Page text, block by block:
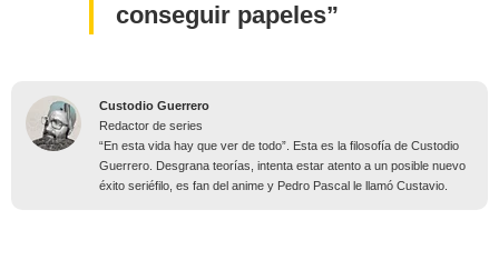
conseguir papeles
Custodio Guerrero
Redactor de series
“En esta vida hay que ver de todo”. Esta es la filosofía de Custodio
Guerrero. Desgrana teorías, intenta estar atento a un posible nuevo
éxito seriéfilo, es fan del anime y Pedro Pascal le llamó Custavio.